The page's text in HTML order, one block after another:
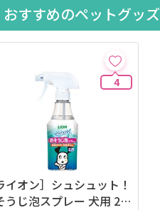
おすすめのペットグッズ
4
イオン］シュシュット！
うじ泡スプレー 犬用 27